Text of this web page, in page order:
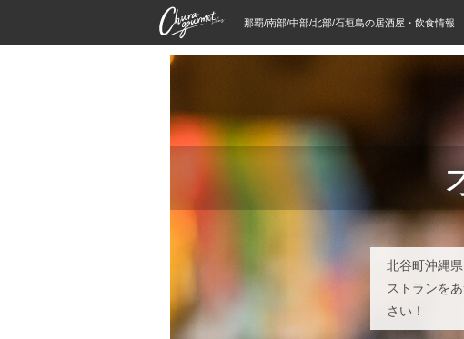
那覇/南部/中部/北部/石垣島の居酒屋・飲食情報
北谷町沖縄
ストランを
さい！